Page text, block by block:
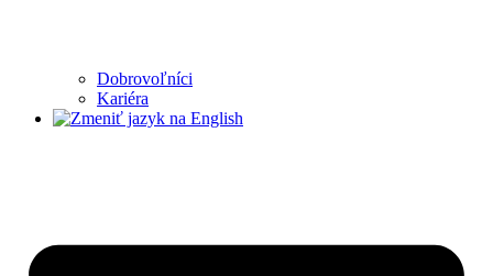
Dobrovoľníci
Kariéra